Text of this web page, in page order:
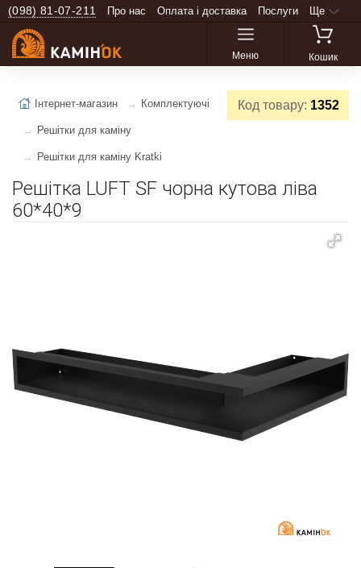
(098) 81-07-211 Про нас Оплата і доставка Послуги Ще
Меню Кошик
Код товару: 1352
Інтернет-магазин Комплектуючі
Решітки для каміну
Решітки для каміну Kratki
Решітка LUFT SF чорна кутова ліва
60*40*9